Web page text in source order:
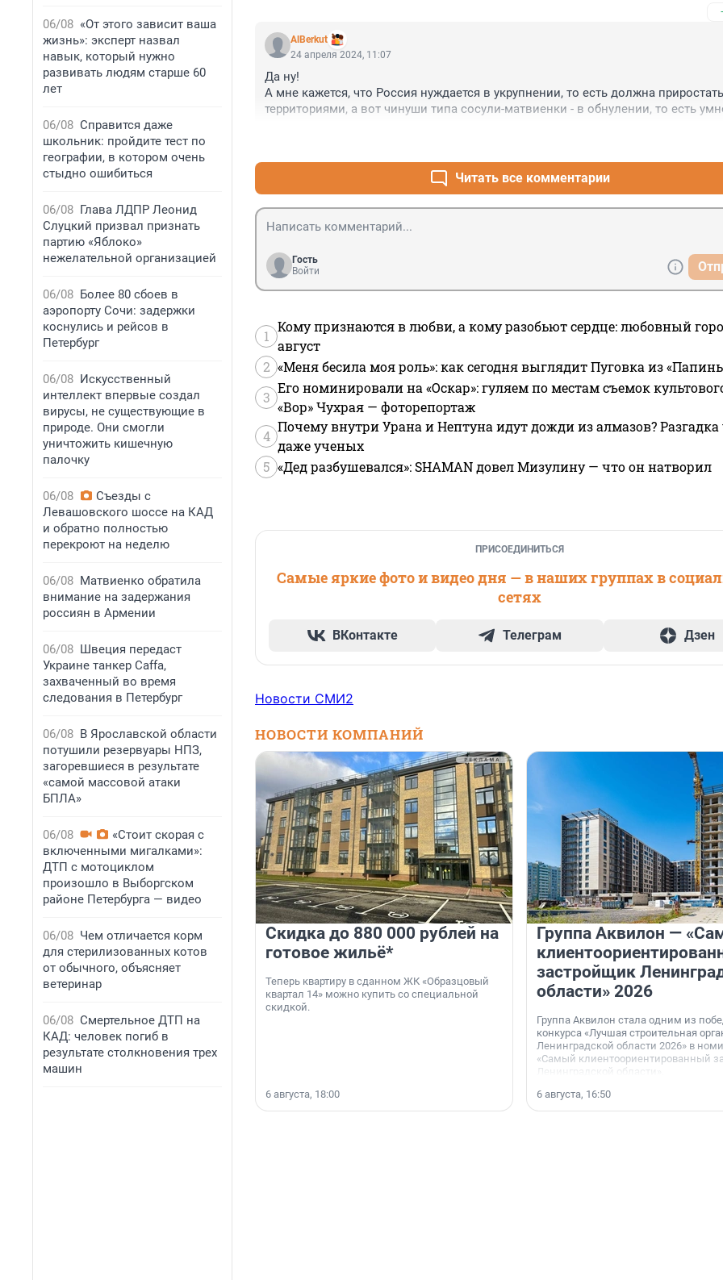
06/08 «От этого зависит ваша
жизнь»: эксперт назвал
навык, который нужно
развивать людям старше 60
лет
06/08 Справится даже
школьник: пройдите тест по
географии, в котором очень
стыдно ошибиться
06/08 Глава ЛДПР Леонид
Слуцкий призвал признать
партию «Яблоко»
нежелательной организацией
06/08 Более 80 сбоев в
аэропорту Сочи: задержки
коснулись и рейсов в
Петербург
06/08 Искусственный
интеллект впервые создал
вирусы, не существующие в
природе. Они смогли
уничтожить кишечную
палочку
06/08
Съезды с
Левашовского шоссе на КАД
и обратно полностью
перекроют на неделю
06/08 Матвиенко обратила
внимание на задержания
россиян в Армении
06/08 Швеция передаст
Украине танкер Caffa,
захваченный во время
следования в Петербург
06/08 В Ярославской области
потушили резервуары НПЗ,
загоревшиеся в результате
«самой массовой атаки
БПЛА»
06/08
«Стоит скорая с
включенными мигалками»:
ДТП с мотоциклом
произошло в Выборгском
районе Петербурга — видео
06/08 Чем отличается корм
для стерилизованных котов
от обычного, объясняет
ветеринар
06/08 Смертельное ДТП на
КАД: человек погиб в
результате столкновения трех
машин
AlBerkut
24 апреля 2024, 11:07
Да ну!
А мне кажется, что Россия нуждается в укрупнении, то есть должна приростать
территориями, а вот чинуши типа сосули-матвиенки - в обнулении, то есть
Читать все комментарии
Гость
Войти
1
Кому признаются в любви, а кому разобьют сердце: любовный
август
2 «Меня бесила моя роль»: как сегодня выглядит Пуговка из
3
Его номинировали на «Оскар»: гуляем по местам съемок
«Вор» Чухрая — фоторепортаж
4
Почему внутри Урана и Нептуна идут дожди из алмазов?
даже ученых
5 «Дед разбушевался»: SHAMAN довел Мизулину — что он натворил
ПРИСОЕДИНИТЬСЯ
Самые яркие фото и видео дня — в наших группах в
сетях
ВКонтакте Телеграм Дзен
Новости СМИ2
НОВОСТИ КОМПАНИЙ
Скидка до 880 000 рублей на
готовое жильё*
Теперь квартиру в сданном ЖК «Образцовый
квартал 14» можно купить со специальной
скидкой.
6 августа, 18:00
Группа Аквилон —
застройщик
области» 2026
Группа Аквилон стала одним из
конкурса «Лучшая строительная
Ленинградской области 2026» в
«Самый клиентоориентированный
Ленинградской области».
6 августа, 16:50